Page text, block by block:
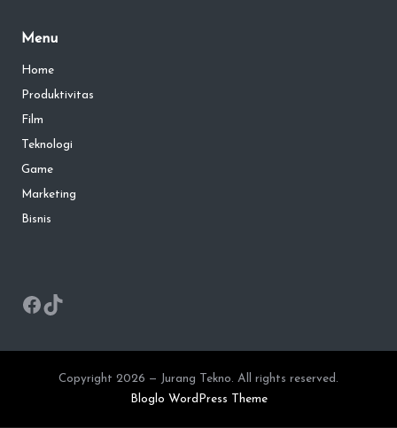
Menu
Home
Produktivitas
Film
Teknologi
Game
Marketing
Bisnis
Facebook
TikTok
Copyright 2026 — Jurang Tekno. All rights reserved.
Bloglo WordPress Theme